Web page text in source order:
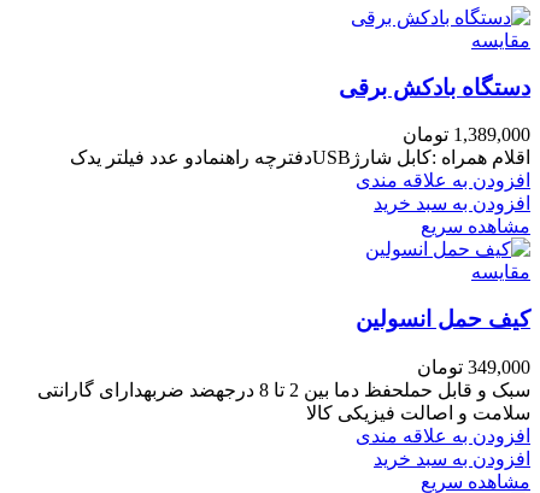
مقایسه
دستگاه بادکش برقی
1,389,000 تومان
اقلام همراه :کابل شارژUSBدفترچه راهنمادو عدد فیلتر یدک
افزودن به علاقه مندی
افزودن به سبد خرید
مشاهده سریع
مقایسه
کیف حمل انسولین
349,000 تومان
سبک و قابل حملحفظ دما بین 2 تا 8 درجهضد ضربهدارای گارانتی
سلامت و اصالت فیزیکی کالا
افزودن به علاقه مندی
افزودن به سبد خرید
مشاهده سریع